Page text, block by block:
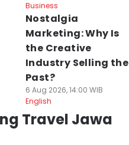
Business
Nostalgia
Marketing: Why Is
the Creative
Industry Selling the
Past?
6 Aug 2026, 14:00 WIB
English
Travel Jawa